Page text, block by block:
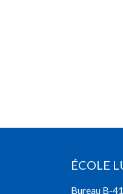
ÉCOLE
Bureau B-